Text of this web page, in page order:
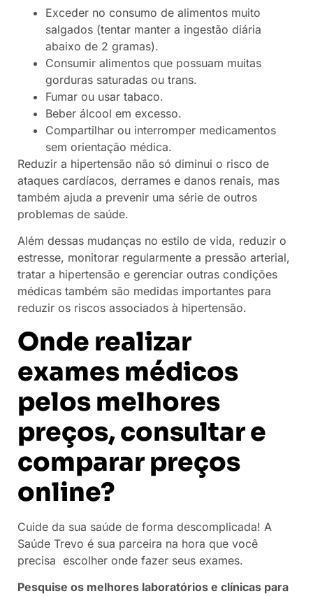
Exceder no consumo de alimentos muito
salgados (tentar manter a ingestão diária
abaixo de 2 gramas).
Consumir alimentos que possuam muitas
gorduras saturadas ou trans.
Fumar ou usar tabaco.
Beber álcool em excesso.
Compartilhar ou interromper medicamentos
sem orientação médica.
Reduzir a hipertensão não só diminui o risco de
ataques cardíacos, derrames e danos renais, mas
também ajuda a prevenir uma série de outros
problemas de saúde.
Além dessas mudanças no estilo de vida, reduzir o
estresse, monitorar regularmente a pressão arterial,
tratar a hipertensão e gerenciar outras condições
médicas também são medidas importantes para
reduzir os riscos associados à hipertensão.
Onde realizar
exames médicos
pelos melhores
preços, consultar e
comparar preços
online?
Cuide da sua saúde de forma descomplicada! A
Saúde Trevo é sua parceira na hora que você
precisa escolher onde fazer seus exames.
Pesquise os melhores laboratórios e clínicas para